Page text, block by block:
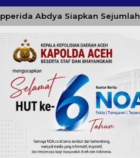
Abdya Siapkan Sejumlah Lomba